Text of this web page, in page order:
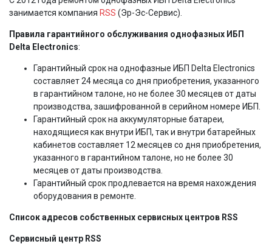
занимается компания RSS (Эр-Эс-Сервис).
Правила гарантийного обслуживания однофазных ИБП
Delta Electronics:
Гарантийный срок на однофазные ИБП Delta Electronics
составляет 24 месяца со дня приобретения, указанного
в гарантийном талоне, но не более 30 месяцев от даты
производства, зашифрованной в серийном номере ИБП.
Гарантийный срок на аккумуляторные батареи,
находящиеся как внутри ИБП, так и внутри батарейных
кабинетов составляет 12 месяцев со дня приобретения,
указанного в гарантийном талоне, но не более 30
месяцев от даты производства.
Гарантийный срок продлевается на время нахождения
оборудования в ремонте.
Список адресов собственных сервисных центров RSS
Сервисный центр RSS